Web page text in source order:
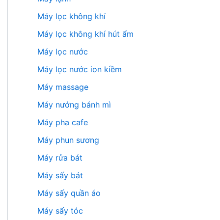
Máy lọc không khí
Máy lọc không khí hút ẩm
Máy lọc nước
Máy lọc nước ion kiềm
Máy massage
Máy nướng bánh mì
Máy pha cafe
Máy phun sương
Máy rửa bát
Máy sấy bát
Máy sấy quần áo
Máy sấy tóc